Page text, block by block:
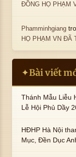
ĐỒNG HỌ PHẠM
Phamminhgiang
HỌ PHẠM VN ĐÃ
✦Bài viết
Thánh Mẫu Liễu
Lễ Hội Phủ Dầy
HĐHP Hà Nội
Mục, Đền Dục